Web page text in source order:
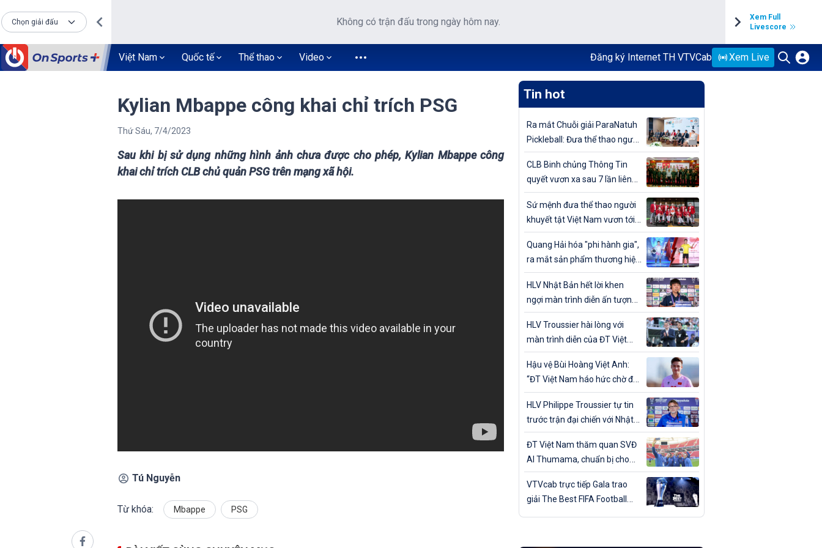
Chọn giải đấu Không có trận đấu trong ngày hôm nay.
Xem Full
Livescore
Việt Nam Quốc tế Thể thao Video Đăng ký Internet TH VTVCab Xem Live
Kylian Mbappe công khai chỉ trích PSG
Thứ Sáu, 7/4/2023
Sau khi bị sử dụng những hình ảnh chưa được cho phép, Kylian Mbappe công
khai chỉ trích CLB chủ quản PSG trên mạng xã hội.
Tú Nguyễn
Từ khóa: Mbappe PSG
Tin hot
Ra mắt Chuỗi giải ParaNatuh
Pickleball: Đưa thể thao người
khuyết tật lên tầm cao mới
CLB Binh chủng Thông Tin
quyết vươn xa sau 7 lần liên
tiếp vô địch Giải bóng chuyền
Cúp Quân đội mở rộng 2024
Sứ mệnh đưa thể thao người
khuyết tật Việt Nam vươn tới
đỉnh cao
Quang Hải hóa "phi hành gia",
ra mắt sản phẩm thương hiệu
cá nhân trong ngày sinh nhật
HLV Nhật Bản hết lời khen
ngợi màn trình diễn ấn tượng
của ĐT Việt Nam
HLV Troussier hài lòng với
màn trình diễn của ĐT Việt
Nam trước Nhật Bản
Hậu vệ Bùi Hoàng Việt Anh:
“ĐT Việt Nam háo hức chờ đợi
trận đấu với Nhật Bản”
HLV Philippe Troussier tự tin
trước trận đại chiến với Nhật
Bản
ĐT Việt Nam thăm quan SVĐ
Al Thumama, chuẩn bị cho
trận gặp Nhật Bản
VTVcab trực tiếp Gala trao
giải The Best FIFA Football